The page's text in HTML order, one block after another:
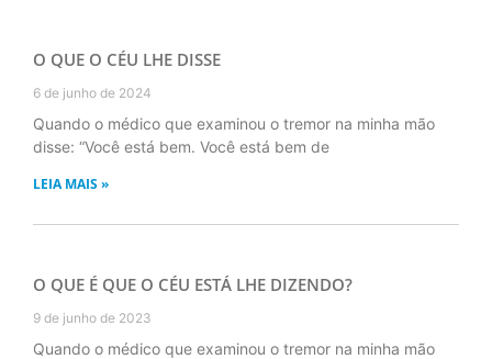
O QUE O CÉU LHE DISSE
6 de junho de 2024
Quando o médico que examinou o tremor na minha mão
disse: “Você está bem. Você está bem de
LEIA MAIS »
O QUE É QUE O CÉU ESTÁ LHE DIZENDO?
9 de junho de 2023
Quando o médico que examinou o tremor na minha mão